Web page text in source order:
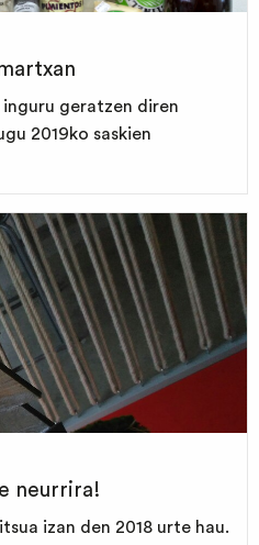
geratzen diren
2019ko saskien
neurrira!
izan den 2018 urte hau.